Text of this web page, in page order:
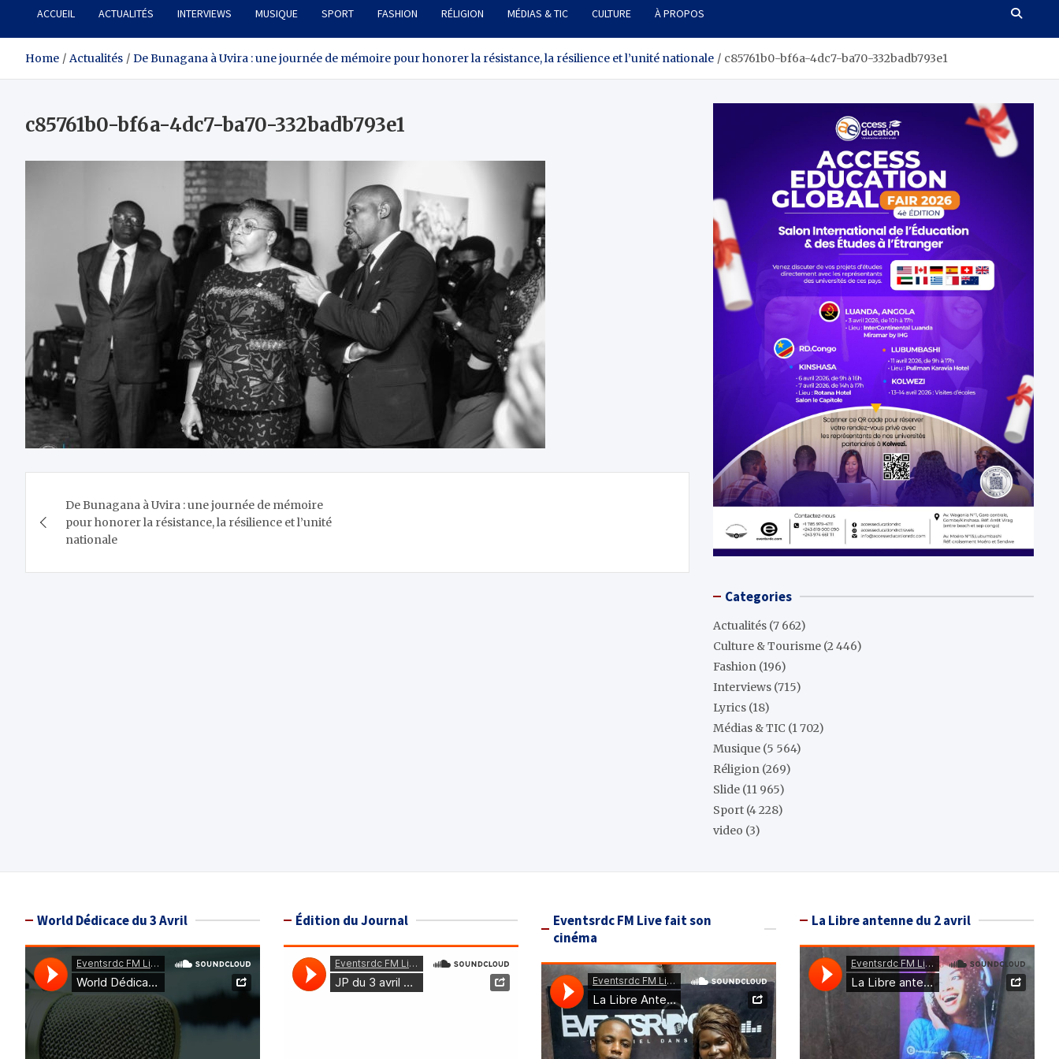
ACCUEIL ACTUALITÉS INTERVIEWS MUSIQUE SPORT FASHION RÉLIGION MÉDIAS & TIC CULTURE À PROPOS
Home Actualités De Bunagana à Uvira : une journée de mémoire pour honorer la résistance, la résilience et l’unité nationale c85761b0-bf6a-4dc7-ba70-332badb793e1
c85761b0-bf6a-4dc7-ba70-332badb793e1
de
l’article
De Bunagana à Uvira : une journée de mémoire
pour honorer la résistance, la résilience et l’unité
nationale
Categories
Actualités (7 662)
Culture & Tourisme (2 446)
Fashion (196)
Interviews (715)
Lyrics (18)
Médias & TIC (1 702)
Musique (5 564)
Réligion (269)
Slide (11 965)
Sport (4 228)
video (3)
World Dédicace du 3 Avril Édition du Journal
Eventsrdc FM Live fait son
cinéma
La Libre antenne du 2 avril